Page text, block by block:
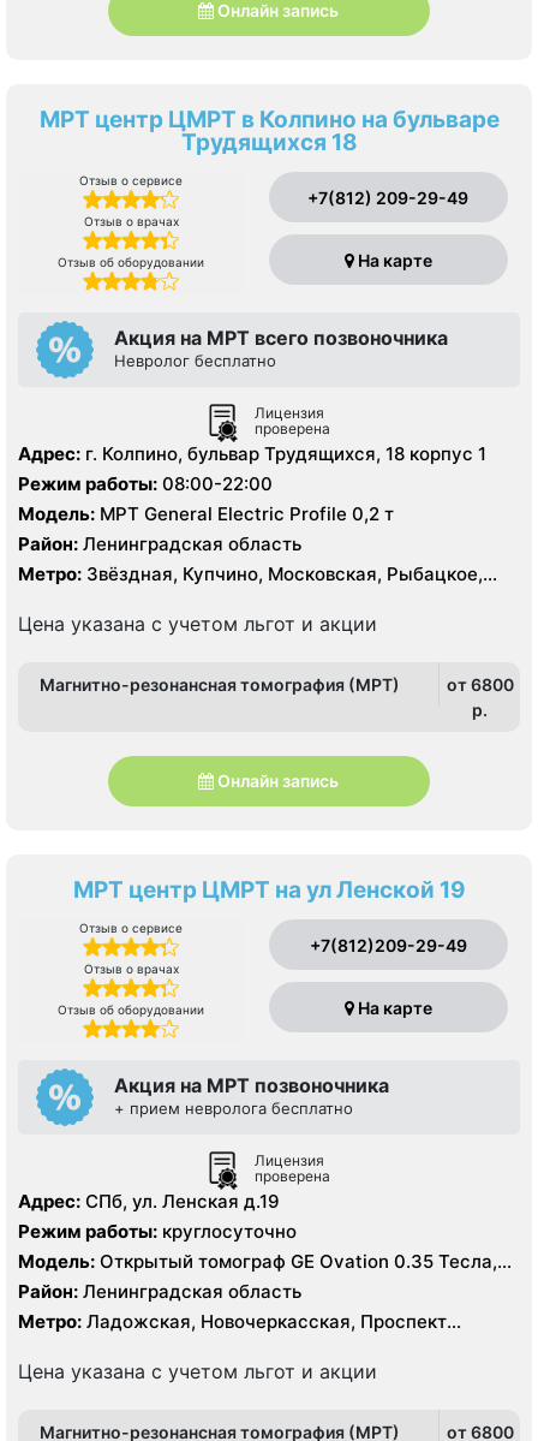
Онлайн запись
МРТ центр ЦМРТ в Колпино на бульваре
Трудящихся 18
Отзыв о сервисе
Отзыв о врачах
Отзыв об оборудовании
+7(812) 209-29-49
На карте
Акция на МРТ всего позвоночника
Невролог бесплатно
Лицензия
проверена
Адрес: г. Колпино, бульвар Трудящихся, 18 корпус 1
Режим работы: 08:00-22:00
Модель: МРТ General Electric Profile 0,2 т
Район: Ленинградская область
Метро: Звёздная, Купчино, Московская, Рыбацкое,
Цена указана с учетом льгот и акции
Магнитно-резонансная томография (МРТ)
от 6800
p.
Онлайн запись
МРТ центр ЦМРТ на ул Ленской 19
Отзыв о сервисе
Отзыв о врачах
Отзыв об оборудовании
+7(812)209-29-49
На карте
Акция на МРТ позвоночника
+ прием невролога бесплатно
Лицензия
проверена
Адрес: СПб, ул. Ленская д.19
Режим работы: круглосуточно
Модель: Открытый томограф GE Ovation 0.35 Тесла,
УЗИ
Район: Ленинградская область
Метро: Ладожская, Новочеркасская, Проспект
Цена указана с учетом льгот и акции
Магнитно-резонансная томография (МРТ)
от 6800